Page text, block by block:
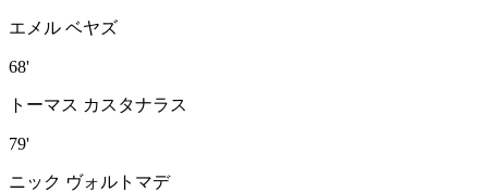
エメル ベヤズ
68'
トーマス カスタナラス
79'
ニック ヴォルトマデ